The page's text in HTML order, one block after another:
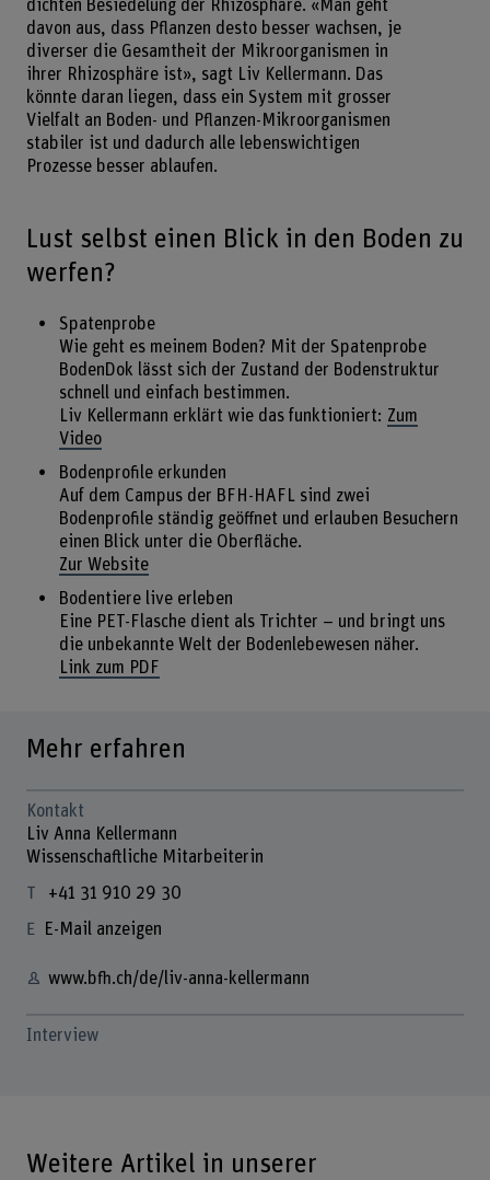
dichten Besiedelung der Rhizosphäre. «Man geht
davon aus, dass Pflanzen desto besser wachsen, je
diverser die Gesamtheit der Mikroorganismen in
ihrer Rhizosphäre ist», sagt Liv Kellermann. Das
könnte daran liegen, dass ein System mit grosser
Vielfalt an Boden- und Pflanzen-Mikroorganismen
stabiler ist und dadurch alle lebenswichtigen
Prozesse besser ablaufen.
Lust selbst einen Blick in den Boden zu
werfen?
Spatenprobe
Wie geht es meinem Boden? Mit der Spatenprobe
BodenDok lässt sich der Zustand der Bodenstruktur
schnell und einfach bestimmen.
Liv Kellermann erklärt wie das funktioniert: Zum
Video
Bodenprofile erkunden
Auf dem Campus der BFH-HAFL sind zwei
Bodenprofile ständig geöffnet und erlauben Besuchern
einen Blick unter die Oberfläche.
Zur Website
Bodentiere live erleben
Eine PET-Flasche dient als Trichter – und bringt uns
die unbekannte Welt der Bodenlebewesen näher.
Link zum PDF
Mehr erfahren
Kontakt
Liv Anna Kellermann
Wissenschaftliche Mitarbeiterin
+41 31 910 29 30
E-Mail anzeigen
www.bfh.ch/de/liv-anna-kellermann
Interview
Weitere Artikel in unserer